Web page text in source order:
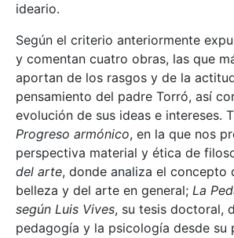
ideario.
Según el criterio anteriormente
y comentan cuatro obras, las que
aportan de los rasgos y de la
pensamiento del padre Torró, así
evolución de sus ideas e intereses.
Progreso armónico, en la que nos
perspectiva material y ética de
del arte, donde analiza el concepto
belleza y del arte en general; La
según Luis Vives, su tesis doctoral,
pedagogía y la psicología desde su